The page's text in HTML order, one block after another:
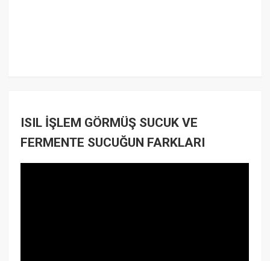
ISIL İŞLEM GÖRMÜŞ SUCUK VE
FERMENTE SUCUĞUN FARKLARI